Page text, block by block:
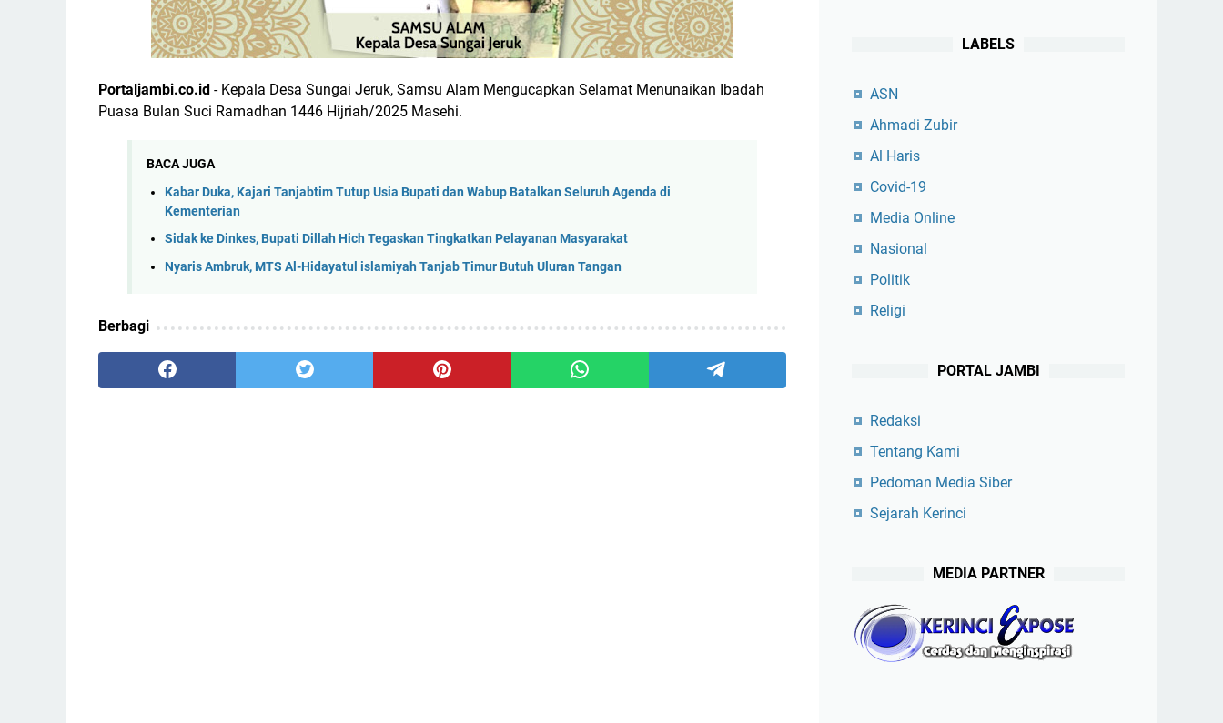
Portaljambi.co.id - Kepala Desa Sungai Jeruk, Samsu Alam Mengucapkan Selamat Menunaikan Ibadah
Puasa Bulan Suci Ramadhan 1446 Hijriah/2025 Masehi.
BACA JUGA
Kabar Duka, Kajari Tanjabtim Tutup Usia Bupati dan Wabup Batalkan Seluruh Agenda di
Kementerian
Sidak ke Dinkes, Bupati Dillah Hich Tegaskan Tingkatkan Pelayanan Masyarakat
Nyaris Ambruk, MTS Al-Hidayatul islamiyah Tanjab Timur Butuh Uluran Tangan
Berbagi
LABELS
ASN
Ahmadi Zubir
Al Haris
Covid-19
Media Online
Nasional
Politik
Religi
PORTAL JAMBI
Redaksi
Tentang Kami
Pedoman Media Siber
Sejarah Kerinci
MEDIA PARTNER